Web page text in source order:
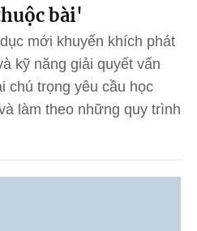
bài'
mới khuyến khích phát
kỹ năng giải quyết vấn
chú trọng yêu cầu học
làm theo những quy trình